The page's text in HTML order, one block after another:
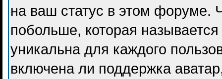
на ваш статус в этом форуме.
побольше, которая
уникальна для каждого
включена ли поддержка